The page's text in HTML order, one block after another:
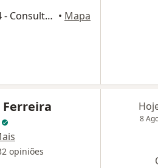
Av. Pres. Antônio Carlos, 1694 - Consultório 3, Belo Horizonte • Mapa
Ferreira
opiniões
8